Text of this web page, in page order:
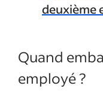
deuxième
Quand
employé ?